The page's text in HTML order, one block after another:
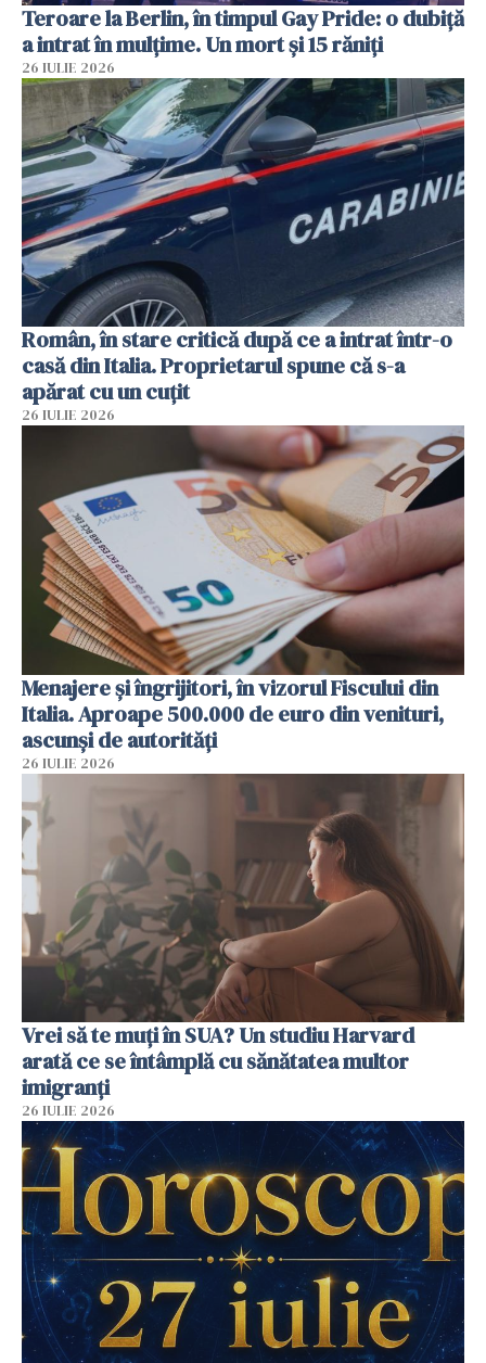
Teroare la Berlin, în timpul Gay Pride: o dubiță
a intrat în mulțime. Un mort și 15 răniți
26 IULIE 2026
Român, în stare critică după ce a intrat într-o
casă din Italia. Proprietarul spune că s-a
apărat cu un cuțit
26 IULIE 2026
Menajere și îngrijitori, în vizorul Fiscului din
Italia. Aproape 500.000 de euro din venituri,
ascunși de autorități
26 IULIE 2026
Vrei să te muți în SUA? Un studiu Harvard
arată ce se întâmplă cu sănătatea multor
imigranți
26 IULIE 2026